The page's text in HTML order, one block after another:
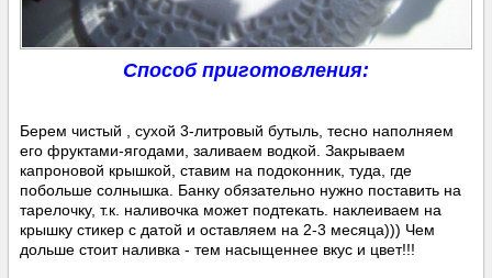
Способ приготовления:
Берем чистый , сухой 3-литровый бутыль, тесно наполняем
его фруктами-ягодами, заливаем водкой. Закрываем
капроновой крышкой, ставим на подоконник, туда, где
побольше солнышка. Банку обязательно нужно поставить на
тарелочку, т.к. наливочка может подтекать. наклеиваем на
крышку стикер с датой и оставляем на 2-3 месяца))) Чем
дольше стоит наливка - тем насыщеннее вкус и цвет!!!